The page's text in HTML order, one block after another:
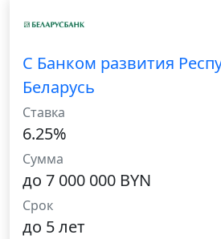
С Банком развития
Беларусь
Ставка
6.25%
Сумма
до 7 000 000 BYN
Срок
до 5 лет